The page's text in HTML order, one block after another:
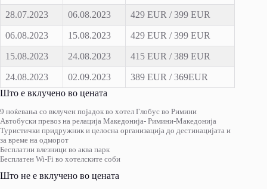
28.07.2023 06.08.2023 429 EUR / 399 EUR
06.08.2023 15.08.2023 429 EUR / 399 EUR
15.08.2023 24.08.2023 415 EUR / 389 EUR
24.08.2023 02.09.2023
389 EUR / 369EUR
Што е вклучено во цената
9 ноќевања со вклучен појадок во хотел Глобус во Римини
Автобуски превоз на релација Македонија- Римини-Македонија
Туристички придружник и целосна организација до дестинацијата и
за време на одморот
Бесплатни влезници во аква парк
Бесплатен Wi-Fi во хотелските соби
Што не е вклучено во цената